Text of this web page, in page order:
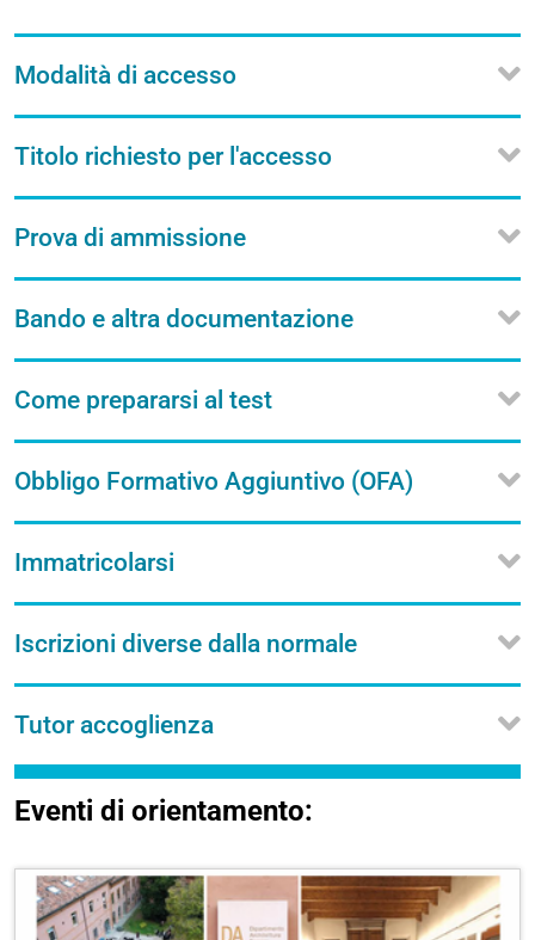
Modalità di accesso
Titolo richiesto per l'accesso
Prova di ammissione
Bando e altra documentazione
Come prepararsi al test
Obbligo Formativo Aggiuntivo (OFA)
Immatricolarsi
Iscrizioni diverse dalla normale
Tutor accoglienza
Eventi di orientamento: